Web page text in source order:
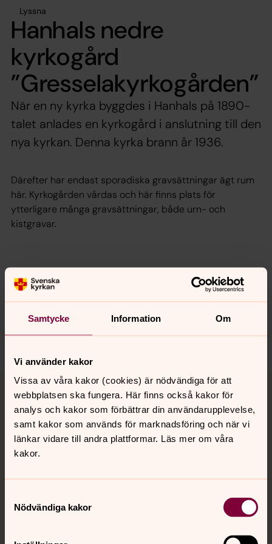
Samtycke Information Om
Vi använder kakor
Vissa av våra kakor (cookies) är nödvändiga för att
webbplatsen ska fungera. Här finns också kakor för
analys och kakor som förbättrar din användarupplevelse,
samt kakor som används för marknadsföring och när vi
länkar vidare till andra plattformar. Läs mer om våra
kakor.
Nödvändiga kakor
Lyssna
Hanhals nedre
kyrkogård
”Gresselakyrkogården”
När en ny kyrka byggdes i Hanhals på 1890-
talet anlades en kyrkogård i anslutning till den
nya kyrkan. Denna kyrka brann år 1936.
Därefter har endast sporadiska gravsättningar ägt rum
här. Kyrkogården vårdas och här finns plats för
ytterligare många gravsättningar, både urn- och
kistgravar.
Synpunkter eller frågor på sidans
innehåll?
kungsbacka.pastorat@svenskakyrkan.se
Dela
Tillbaka till toppen
Tillbaka till innehållet
Kontakt